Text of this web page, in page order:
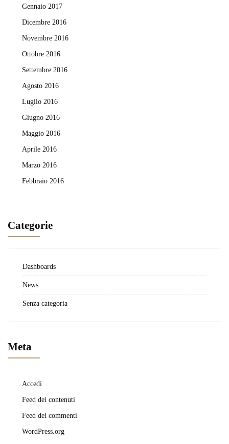
Gennaio 2017
Dicembre 2016
Novembre 2016
Ottobre 2016
Settembre 2016
Agosto 2016
Luglio 2016
Giugno 2016
Maggio 2016
Aprile 2016
Marzo 2016
Febbraio 2016
Categorie
Dashboards
News
Senza categoria
Meta
Accedi
Feed dei contenuti
Feed dei commenti
WordPress.org